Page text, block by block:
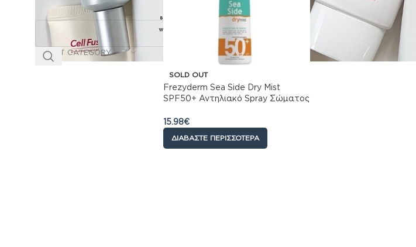
SELECT CATEGORY
SOLD OUT
Frezyderm Sea Side Dry Mist
SPF50+ Αντηλιακό Spray Σώματος
15.98€
ΔΙΑΒΆΣΤΕ ΠΕΡΙΣΣΌΤΕΡΑ